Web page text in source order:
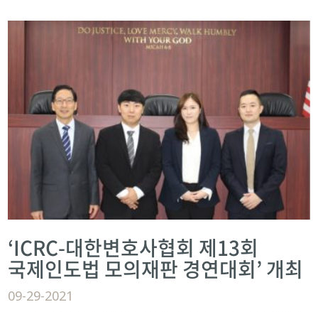
‘ICRC-대한변호사협회 제13회
국제인도법 모의재판 경연대회’ 개최
09-29-2021